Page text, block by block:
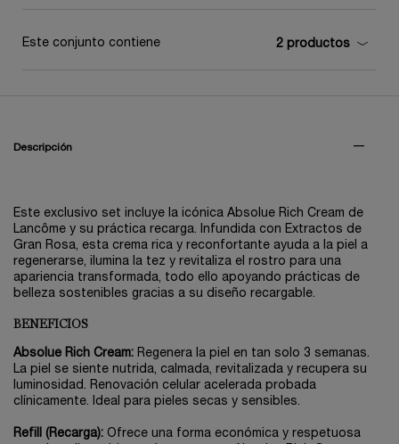
Este conjunto contiene 2 productos
Descripción
Este exclusivo set incluye la icónica Absolue Rich Cream de
Lancôme y su práctica recarga. Infundida con Extractos de
Gran Rosa, esta crema rica y reconfortante ayuda a la piel a
regenerarse, ilumina la tez y revitaliza el rostro para una
apariencia transformada, todo ello apoyando prácticas de
belleza sostenibles gracias a su diseño recargable.
BENEFICIOS
Absolue Rich Cream: Regenera la piel en tan solo 3 semanas.
La piel se siente nutrida, calmada, revitalizada y recupera su
luminosidad. Renovación celular acelerada probada
clínicamente. Ideal para pieles secas y sensibles.
Refill (Recarga): Ofrece una forma económica y respetuosa